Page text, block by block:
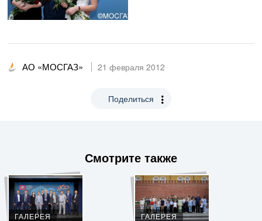
АО «МОСГАЗ» 21 февраля 2012
Поделиться
Смотрите также
ГАЛЕРЕЯ ГАЛЕРЕЯ